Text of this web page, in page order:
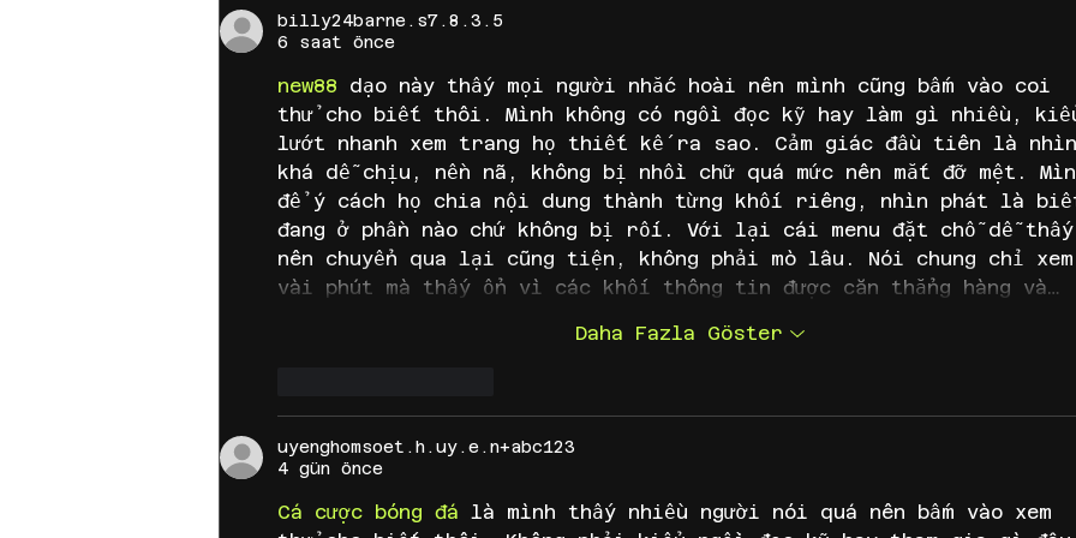
Büyümenin ve Kazancı
Katlamanın Yolları
billy24barne.s7.8.3.5
6 saat önce
new88 dạo này thấy mọi người nhắc hoài nên mình cũng bấm vào coi
thử cho biết thôi. Mình không có ngồi đọc kỹ hay làm gì nhiều,
lướt nhanh xem trang họ thiết kế ra sao. Cảm giác đầu tiên là
khá dễ chịu, nền nã, không bị nhồi chữ quá mức nên mắt đỡ mệt.
để ý cách họ chia nội dung thành từng khối riêng, nhìn phát là
đang ở phần nào chứ không bị rối. Với lại cái menu đặt chỗ dễ thấy
nên chuyển qua lại cũng tiện, không phải mò lâu. Nói chung chỉ xem
vài phút mà thấy ổn vì các khối thông tin được căn thẳng hàng và…
Daha Fazla Göster
uyenghomsoet.h.uy.e.n+abc123
4 gün önce
Cá cược bóng đá là mình thấy nhiều người nói quá nên bấm vào xem